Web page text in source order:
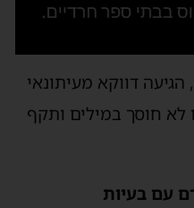
דווקא מעיתונאי
לא חוסך במילים ותקף
עם בעיות